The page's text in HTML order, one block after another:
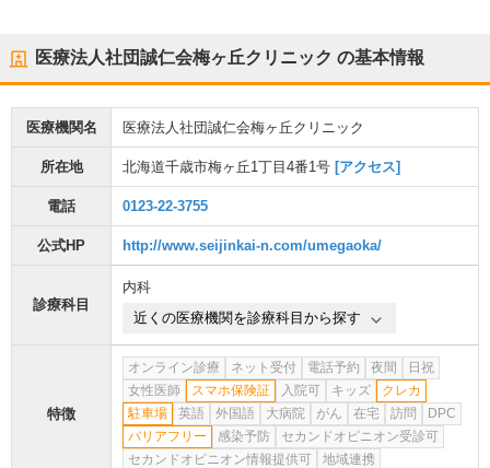
医療法人社団誠仁会梅ヶ丘クリニック の基本情報
医療機関名 医療法人社団誠仁会梅ヶ丘クリニック
所在地 北海道千歳市梅ヶ丘1丁目4番1号 [アクセス]
電話 0123-22-3755
公式HP http://www.seijinkai-n.com/umegaoka/
診療科目
内科
近くの医療機関を診療科目から探す
特徴
オンライン診療 ネット受付 電話予約 夜間
日祝
女性医師
スマホ保険証 入院可 キッズ
クレカ
駐車場
英語 外国語 大病院 がん 在宅 訪問
DPC
バリアフリー
感染予防
セカンドオピニオン受診可
セカンドオピニオン情報提供可
地域連携